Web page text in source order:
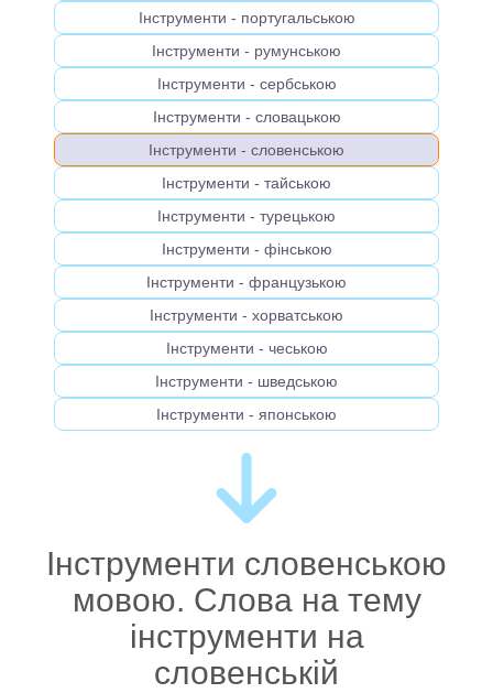
Інструменти - португальською
Інструменти - румунською
Інструменти - сербською
Інструменти - словацькою
Інструменти - словенською
Інструменти - тайською
Інструменти - турецькою
Інструменти - фінською
Інструменти - французькою
Інструменти - хорватською
Інструменти - чеською
Інструменти - шведською
Інструменти - японською
Інструменти словенською
мовою. Слова на тему
інструменти на
словенській